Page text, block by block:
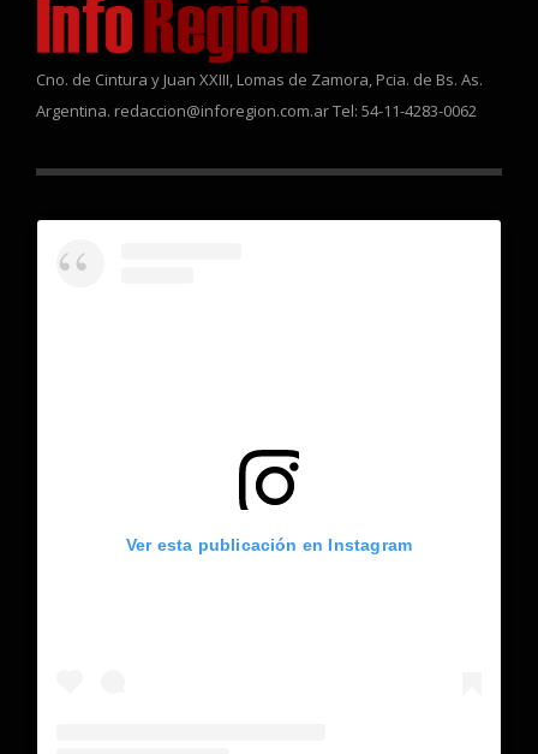
Cno. de Cintura y Juan XXIII, Lomas de Zamora, Pcia. de Bs. As.
Argentina. redaccion@inforegion.com.ar Tel: 54-11-4283-0062
Ver esta publicación en Instagram